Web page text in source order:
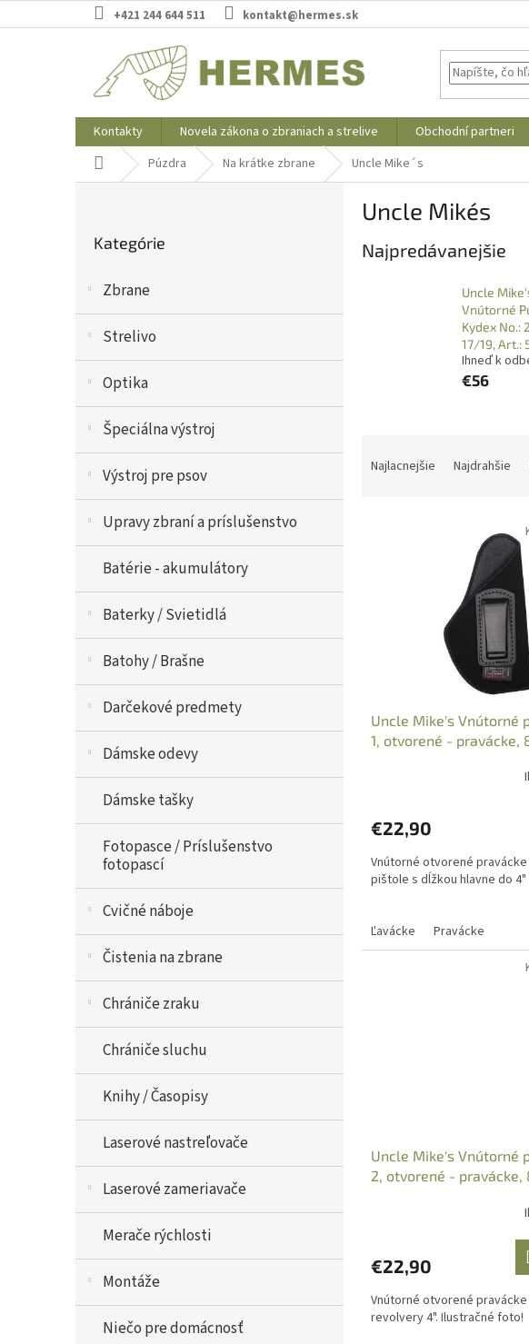
na
+421 244 644 511 kontakt@hermes.sk
Kontakty Novela zákona o zbraniach a strelive Obchodní partneri
DomovPúzdra Na krátke zbrane Uncle Mike´s
a
kategórie
Kategórie
Zbrane
Strelivo
Optika
Špeciálna výstroj
Výstroj pre psov
Upravy zbraní a príslušenstvo
Batérie - akumulátory
Baterky / Svietidlá
Batohy / Brašne
Darčekové predmety
Dámske odevy
Dámske tašky
Fotopasce / Príslušenstvo
fotopascí
Cvičné náboje
Čistenia na zbrane
Chrániče zraku
Chrániče sluchu
Knihy / Časopisy
Laserové nastreľovače
Laserové zameriavače
Merače rýchlosti
Montáže
Niečo pre domácnosť
Uncle Mike´s
Najpredávanejšie
Uncle
Vnútorné
Kydex No.:
17/19, Art.:
Ihneď k
€56
Najlacnejšie Najdrahšie
p
Uncle Mike's Vnútorné
1, otvorené - pravácke,
€22,90
Vnútorné otvorené
pištole s dĺžkou hlavne do 4"
Ľavácke Pravácke
Uncle Mike's Vnútorné
2, otvorené - pravácke,
€22,90
Vnútorné otvorené
revolvery 4". Ilustračné foto!